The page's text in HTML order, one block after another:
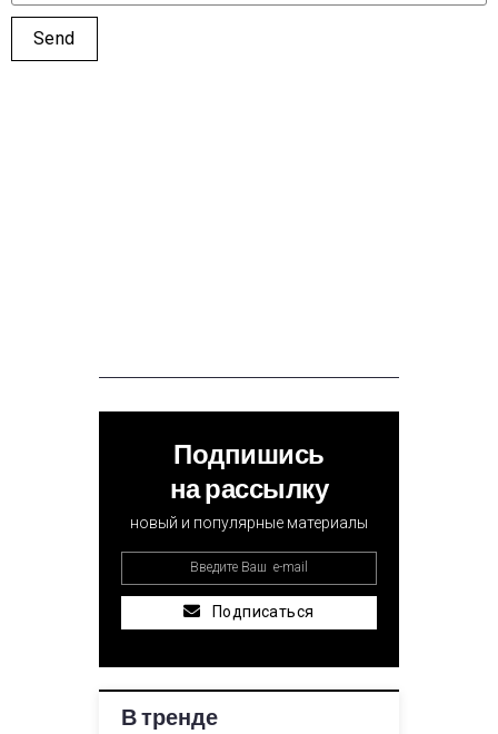
Подпишись
на рассылку
новый и популярные материалы
Подписаться
В тренде